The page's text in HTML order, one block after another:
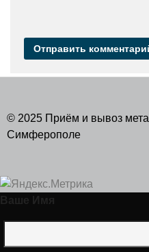
© 2025 Приём и вывоз
Симферополе
Ваше Имя